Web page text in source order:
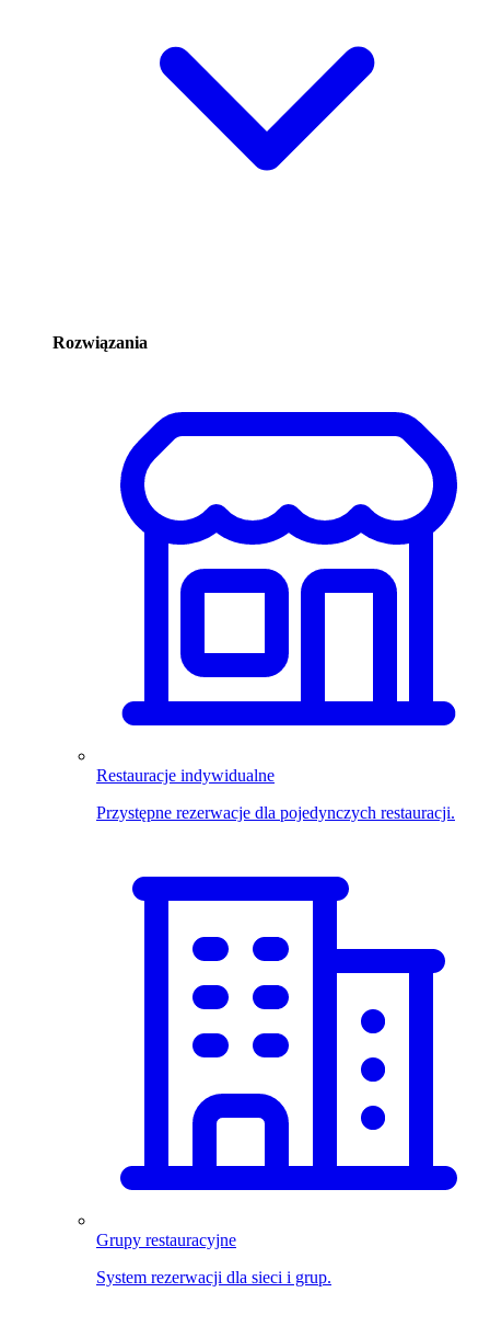
Rozwiązania
Restauracje indywidualne
Przystępne rezerwacje dla pojedynczych restauracji.
Grupy restauracyjne
System rezerwacji dla sieci i grup.